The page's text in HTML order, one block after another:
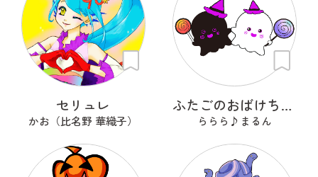
セリュレ
かお（比名野 華織子）
ふたごのおばけちゃん！くろんとしろん
ららら♪まるん